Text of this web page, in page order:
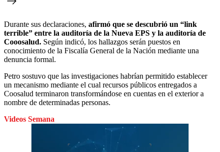
Durante sus declaraciones, afirmó que se descubrió un “link
terrible” entre la auditoría de la Nueva EPS y la auditoría de
Cooosalud. Según indicó, los hallazgos serán puestos en
conocimiento de la Fiscalía General de la Nación mediante una
denuncia formal.
Petro sostuvo que las investigaciones habrían permitido establecer
un mecanismo mediante el cual recursos públicos entregados a
Coosalud terminaron transformándose en cuentas en el exterior a
nombre de determinadas personas.
Videos Semana